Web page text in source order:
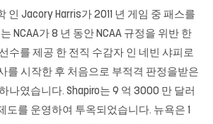
인 Jacory Harris가 2011 년 게임 중 패스를
NCAA가 8 년 동안 NCAA 규정을 위반 한
수를 제공 한 전직 수감자 인 네빈 샤피로
를 시작한 후 처음으로 부적격 판정을받은
나였습니다. Shapiro는 9 억 3000 만 달러
도를 운영하여 투옥되었습니다. 뉴욕은 1